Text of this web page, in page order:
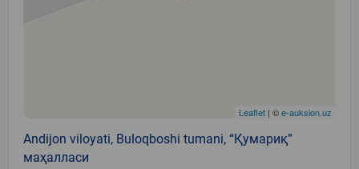
Leaflet | ©e-auksion.uz
Andijon viloyati, Buloqboshi tumani, “Қумариқ”
маҳалласи